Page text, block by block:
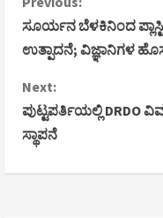
C
o
n
t
ಸೂರ್ಯನ ಬೆಳಕಿನಿಂದ
ಉತ್ಪಾದನೆ; ವಿಜ್ಞಾನಿಗಳ
Next:
ಪುಟ್ಟಪರ್ತಿಯಲ್ಲಿ DRDO
ಸ್ಥಾಪನೆ